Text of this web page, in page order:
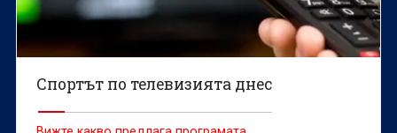
Спортът по телевизията днес